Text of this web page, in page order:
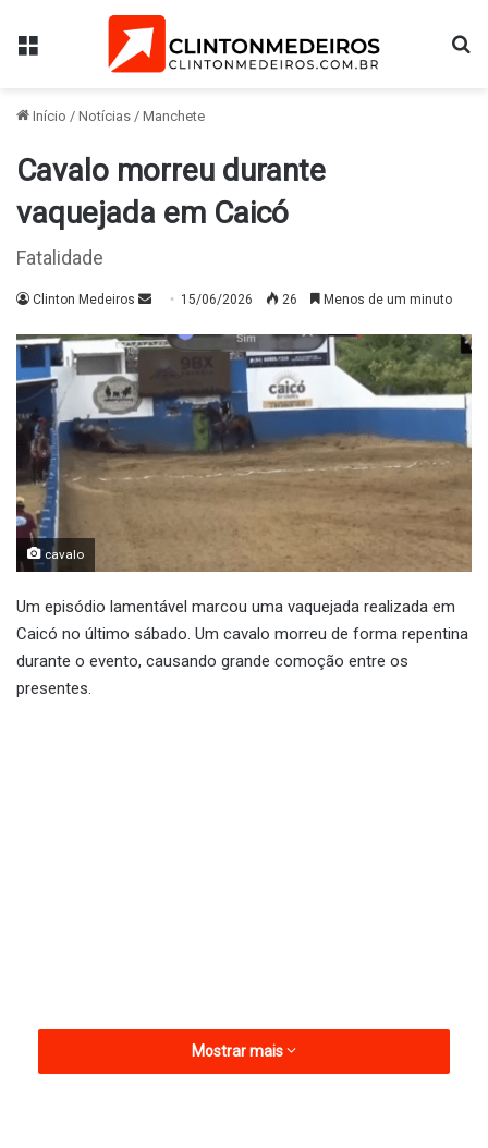
Menu
Início / Notícias / Manchete
Cavalo morreu durante
vaquejada em Caicó
Fatalidade
Clinton Medeiros
Mande
e-
15/06/2026 26 Menos de um minuto
cavalo
Um episódio lamentável marcou uma vaquejada realizada em
Caicó no último sábado. Um cavalo morreu de forma repentina
durante o evento, causando grande comoção entre os
presentes.
Mostrar mais